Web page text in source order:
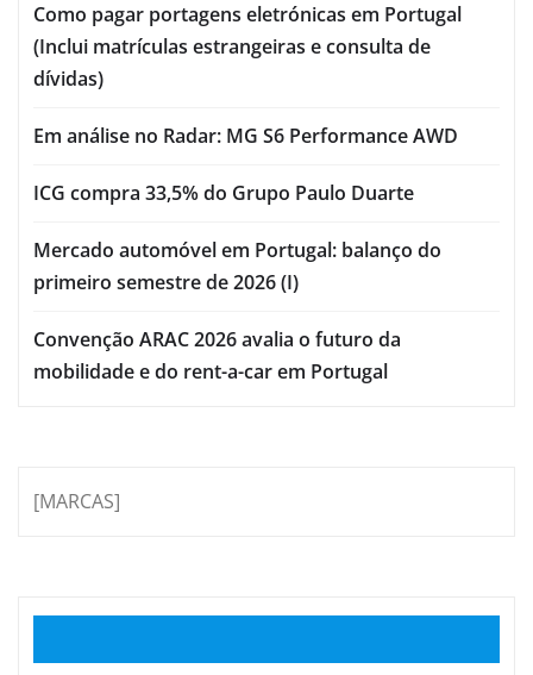
Como pagar portagens eletrónicas em Portugal
(Inclui matrículas estrangeiras e consulta de
dívidas)
Em análise no Radar: MG S6 Performance AWD
ICG compra 33,5% do Grupo Paulo Duarte
Mercado automóvel em Portugal: balanço do
primeiro semestre de 2026 (I)
Convenção ARAC 2026 avalia o futuro da
mobilidade e do rent-a-car em Portugal
[MARCAS]